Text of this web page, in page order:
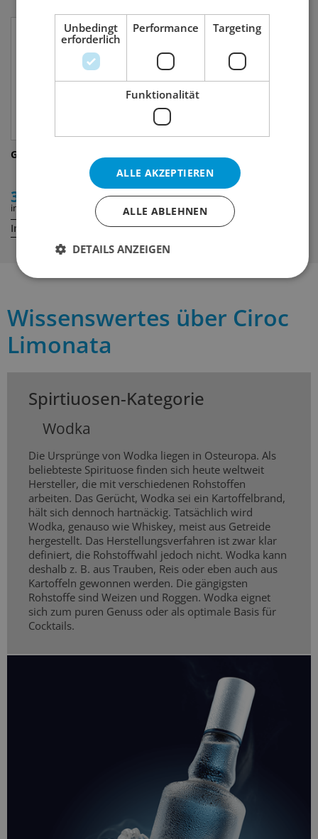
Grasovka
34.00
inkl. MWST
Inhalt: 70 cl
Kick 80 Green
5.00
inkl. MWST
Inhalt:
Wissenswertes über Ciroc
Limonata
Spirtiuosen-Kategorie
Wodka
Die Ursprünge von Wodka liegen in Osteuropa. Als
beliebteste Spirituose finden sich heute weltweit
Hersteller, die mit verschiedenen Rohstoffen
arbeiten. Das Gerücht, Wodka sei ein Kartoffelbrand,
hält sich dennoch hartnäckig. Tatsächlich wird
Wodka, genauso wie Whiskey, meist aus Getreide
hergestellt. Das Herstellungsverfahren ist zwar klar
definiert, die Rohstoffwahl jedoch nicht. Wodka kann
deshalb z. B. aus Trauben, Reis oder eben auch aus
Kartoffeln gewonnen werden. Die gängigsten
Rohstoffe sind Weizen und Roggen. Wodka eignet
sich zum puren Genuss oder als optimale Basis für
Cocktails.
Unbedingt
erforderlich
Performance Targeting
Funktionalität
ALLE AKZEPTIEREN
ALLE ABLEHNEN
DETAILS ANZEIGEN